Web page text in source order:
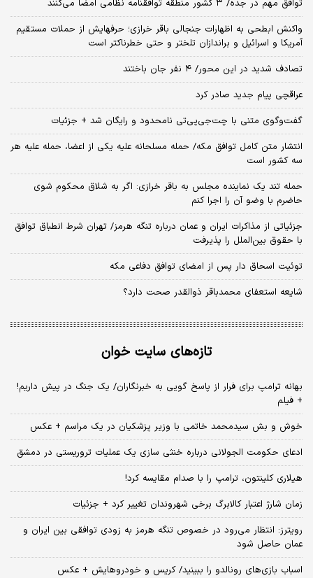
توافق مهم در جده/ ۳ کشور منطقه توافقنامه نظامی امضا می‌کنند
واکنش ابطحی به اظهارات جنجالی باقر خرازی؛ حرفهایش از حملات مستقیم
آمریکا و اسرائیل و براندازان تلختر و حتی خطرناکتر است
تصادف شدید در این محور/ ۴ نفر جان باختند
عراقچی پیام جدید صادر کرد
گفت‌وگوی متنی با چت‌جی‌پی‌تی نامحدود و رایگان شد + جزئیات
انتشار متن کامل توافق مکه/ حمله مسلحانه علیه یکی از اعضا، حمله علیه هر
سه کشور است
حمله تند یک نماینده مجلس به باقر خرازی: اگر به شلاق محکوم شوی
حاضرم با وضو آن را اجرا کنم
جزئیاتی از مذاکرات ایران و عمان درباره تنگه هرمز/ تهران شرط انطباق توافق
با حقوق بین‌الملل را پذیرفت
توئیت اسحاق دار پس از امضای توافق دفاعی مکه
شایعه استعفای محمدباقر ذوالقدر صحت دارد؟
تازه‌های سایت خوان
بهانه ترامپ برای فرار از پاسخ گویی به خبرنگاران/ یک جنگ در پیش داریم!
+ فیلم
خوش و بش سیدمحمد خاتمی با وزیر پزشکیان در یک مراسم + عکس
ادعای حکومت الجولانی درباره خنثی سازی یک عملیات تروریستی در دمشق
هیلاری کلینتون، ترامپ را با صدام مقایسه کرد!
زمان شارژ اعتبار کالابرگ برخی شهروندان تغییر کرد + جزئیات
رویترز: انتظار می‌رود در خصوص تنگه هرمز به زودی توافقی بین ایران و
عمان حاصل شود
اسباب‌ بازی‌های رونالدو را ببینید/ کریس و خودروهایش + عکس